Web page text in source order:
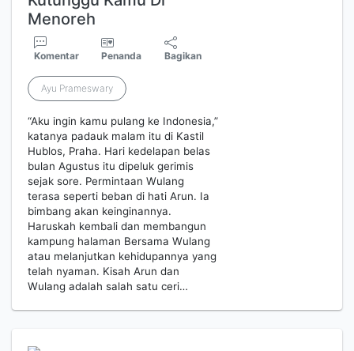
Menoreh
Komentar Penanda Bagikan
Ayu Prameswary
“Aku ingin kamu pulang ke Indonesia,”
katanya padauk malam itu di Kastil
Hublos, Praha. Hari kedelapan belas
bulan Agustus itu dipeluk gerimis
sejak sore. Permintaan Wulang
terasa seperti beban di hati Arun. Ia
bimbang akan keinginannya.
Haruskah kembali dan membangun
kampung halaman Bersama Wulang
atau melanjutkan kehidupannya yang
telah nyaman. Kisah Arun dan
Wulang adalah salah satu ceri…